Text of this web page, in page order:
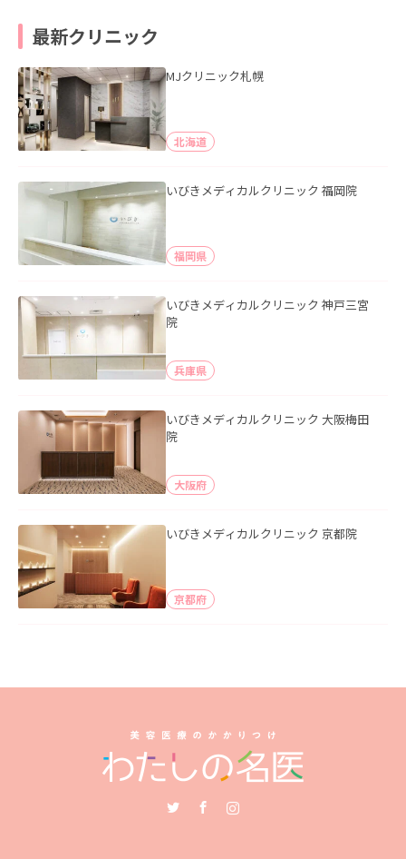
最新クリニック
MJクリニック札幌
北海道
いびきメディカルクリニック 福岡院
福岡県
いびきメディカルクリニック 神戸三宮
院
兵庫県
いびきメディカルクリニック 大阪梅田
院
大阪府
いびきメディカルクリニック 京都院
京都府